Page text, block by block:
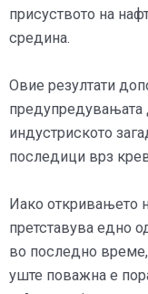
присуството на
средина.
Овие резултати
предупредувањата
индустриското
последици врз
Иако откривањето
претставува едно
во последно време,
уште поважна е